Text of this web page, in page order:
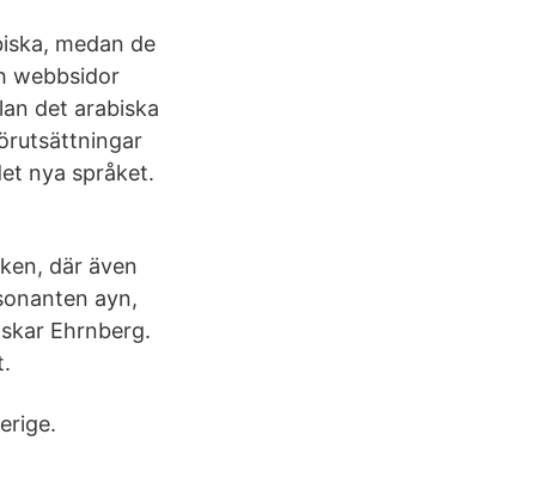
medan de
webbsidor
det arabiska
nya språket.
där även
ayn,
Ehrnberg.